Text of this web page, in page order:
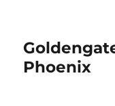
Phoenix